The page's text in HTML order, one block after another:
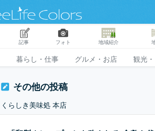
記事 フォト 地域紹介
暮らし・仕事 グルメ・お店 観光
その他の投稿
くらしき美味処 本店